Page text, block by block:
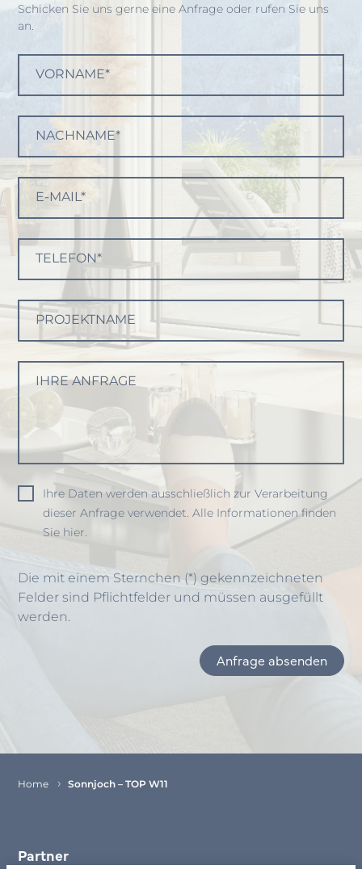
Schicken Sie uns gerne eine Anfrage oder rufen Sie uns
an.
VORNAME*
NACHNAME*
E-MAIL*
TELEFON*
PROJEKTNAME
IHRE ANFRAGE
Ihre Daten werden ausschließlich zur Verarbeitung
dieser Anfrage verwendet. Alle Informationen finden
Sie hier.
Die mit einem Sternchen (*) gekennzeichneten
Felder sind Pflichtfelder und müssen ausgefüllt
werden.
Anfrage absenden
Home Sonnjoch – TOP W11
Partner